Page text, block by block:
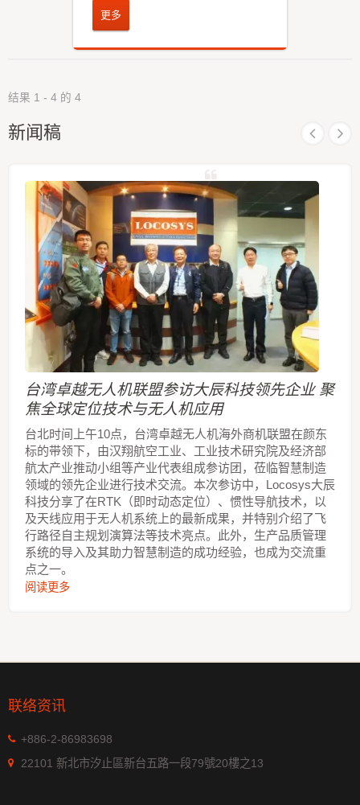
更多
结果 1 - 4 的 4
新闻稿
台湾卓越无人机联盟参访大辰科技领先企业 聚
焦全球定位技术与无人机应用
台北时间上午10点，台湾卓越无人机海外商机联盟在颜东
标的带领下，由汉翔航空工业、工业技术研究院及经济部
航太产业推动小组等产业代表组成参访团，莅临智慧制造
领域的领先企业进行技术交流。本次参访中，Locosys大辰
科技分享了在RTK（即时动态定位）、惯性导航技术，以
及天线应用于无人机系统上的最新成果，并特别介绍了飞
行路径自主规划演算法等技术亮点。此外，生产品质管理
系统的导入及其助力智慧制造的成功经验，也成为交流重
点之一。
阅读更多
联络资讯
+886-2-86983698
22101 新北市汐止區新台五路一段79號20樓之13